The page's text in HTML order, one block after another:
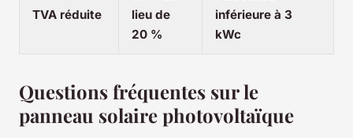
TVA réduite
lieu de
20 %
inférieure à 3
kWc
Questions fréquentes sur le
panneau solaire photovoltaïque